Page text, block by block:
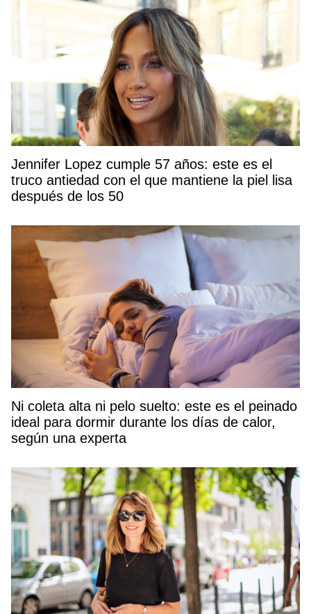
Jennifer Lopez cumple 57 años: este es el
truco antiedad con el que mantiene la piel lisa
después de los 50
Ni coleta alta ni pelo suelto: este es el peinado
ideal para dormir durante los días de calor,
según una experta